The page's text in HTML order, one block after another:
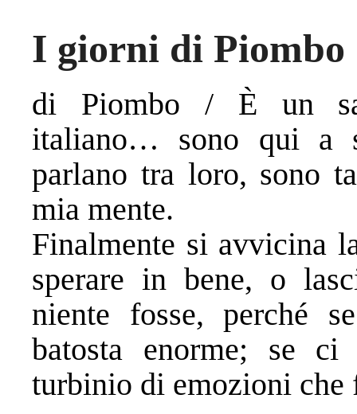
I giorni di Piombo
di Piombo / È un
italiano… sono qui a
parlano tra loro, sono
mia mente.
Finalmente si avvicina
sperare in bene, o
niente fosse, perché
batosta enorme; se
turbinio di emozioni che